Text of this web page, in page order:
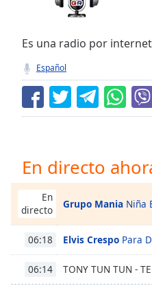
TypeLIVE
live,
currently
behind
LIVE
Remaining
Playback
Chapters
Descriptions
Es una radio por
Español
En directo
En
directo
Grupo Mania Niña
06:18 Elvis Crespo Para
06:14 TONY TUN TUN -